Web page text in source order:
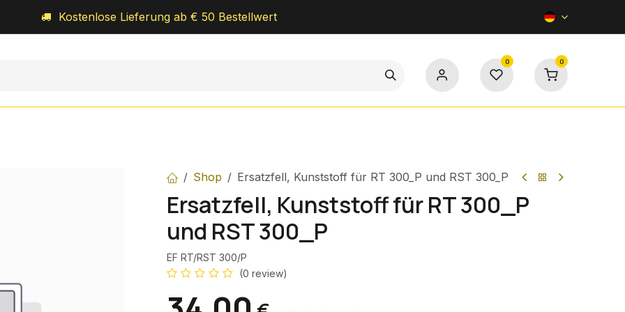
Kostenlose Lieferung ab € 50 Bestellwert
0
0
Shop Ersatzfell, Kunststoff für RT 300_P und RST 300_P
Ersatzfell, Kunststoff für RT 300_P
und RST 300_P
EF RT/RST 300/P
(0 review)